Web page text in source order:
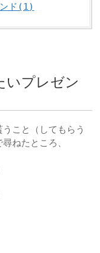
ド(1)
いプレゼン
こと（してもらう
ねたところ、